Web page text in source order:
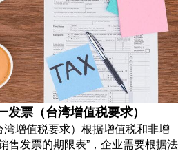
发票（台湾增值税要求）
增值税要求）根据增值税和非增
售发票的期限表”，企业需要根据法